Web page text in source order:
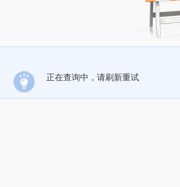
正在查询中，请刷新重试